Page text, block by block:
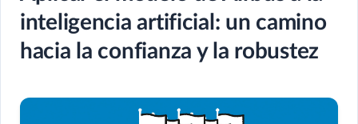
inteligencia artificial: un camino
hacia la confianza y la robustez